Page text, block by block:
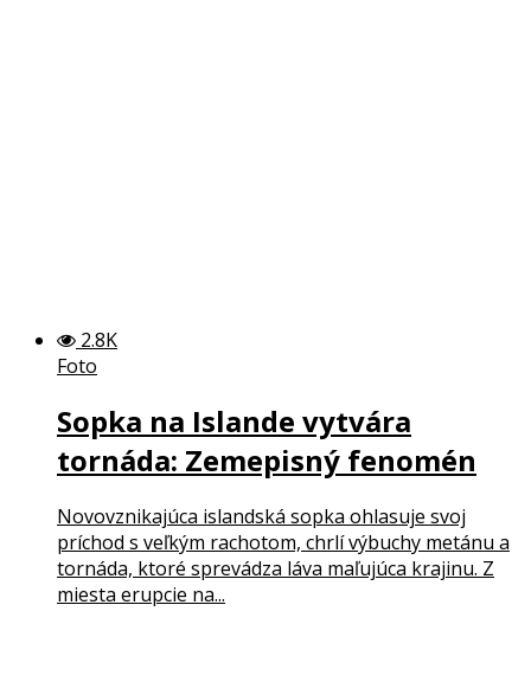
2.8K
Foto
Sopka na Islande vytvára
tornáda: Zemepisný fenomén
Novovznikajúca islandská sopka ohlasuje svoj
príchod s veľkým rachotom, chrlí výbuchy metánu a
tornáda, ktoré sprevádza láva maľujúca krajinu. Z
miesta erupcie na...